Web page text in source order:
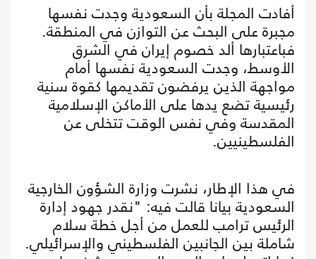
أفادت المجلة بأن السعودية وجدت نفسها
مجبرة على البحث عن التوازن في المنطقة.
فباعتبارها ألد خصوم إيران في الشرق
الأوسط، وجدت السعودية نفسها أمام
مواجهة الذين يرفضون تقديمها كقوة سنية
رئيسية تضع يدها على الأماكن الإسلامية
المقدسة وفي نفس الوقت تتخلى عن
الفلسطينيين.
في هذا الإطار، نشرت وزارة الشؤون الخارجية
السعودية بيانا قالت فيه: "نقدر جهود إدارة
الرئيس ترامب للعمل من أجل خطة سلام
شاملة بين الجانبين الفلسطيني والإسرائيلي.